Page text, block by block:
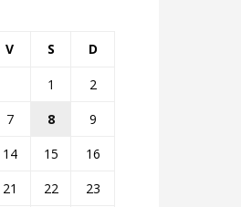
V S D
1
2
7 8
9
14 15
16
21 22
23